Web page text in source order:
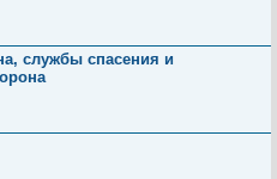
службы спасения и